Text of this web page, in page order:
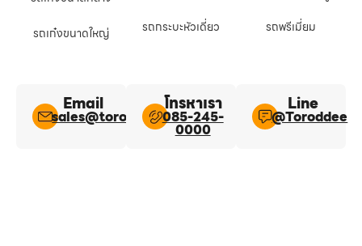
รถเก๋งขนาดใหญ่
รถกระบะหัวเดี่ยว
รถพรีเมี่ยม
Email
sales@toroddee.com
โทรหาเรา
085-245-
0000
Line​
@Toroddee​